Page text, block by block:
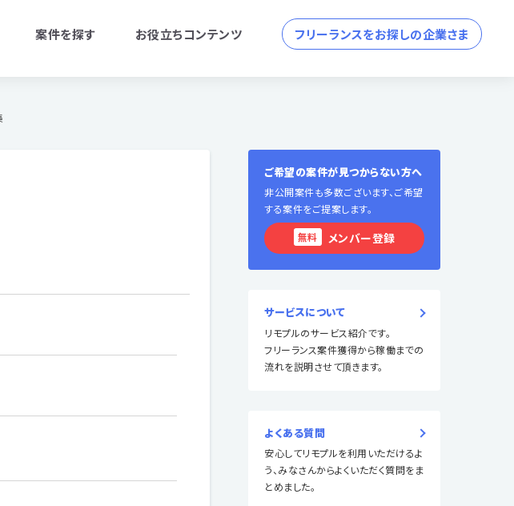
案件を探す お役立ちコンテンツ フリーランスをお探しの企業さま
ご希望の案件が見つからない方へ
非公開案件も多数ございます、ご希望
する案件をご提案します。
無料 メンバー登録
サービスについて
リモプルのサービス紹介です。
フリーランス案件獲得から稼働までの
流れを説明させて頂きます。
よくある質問
安心してリモプルを利用いただけるよ
う、みなさんからよくいただく質問をま
とめました。